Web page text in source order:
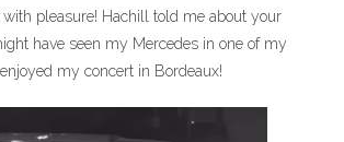
with pleasure! Hachill told me about your
have seen my Mercedes in one of my
my concert in Bordeaux!